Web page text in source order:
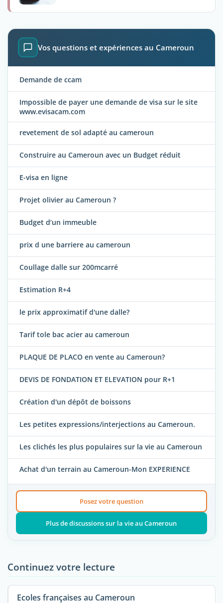
Vos questions et expériences au Cameroun
Demande de ccam
Impossible de payer une demande de visa sur le site
www.evisacam.com
revetement de sol adapté au cameroun
Construire au Cameroun avec un Budget réduit
E-visa en ligne
Projet olivier au Cameroun ?
Budget d‘un immeuble
prix d une barriere au cameroun
Coullage dalle sur 200mcarré
Estimation R+4
le prix approximatif d'une dalle?
Tarif tole bac acier au cameroun
PLAQUE DE PLACO en vente au Cameroun?
DEVIS DE FONDATION ET ELEVATION pour R+1
Création d'un dépôt de boissons
Les petites expressions/interjections au Cameroun.
Les clichés les plus populaires sur la vie au Cameroun
Achat d'un terrain au Cameroun-Mon EXPERIENCE
Posez votre question
Plus de discussions sur la vie au Cameroun
Continuez votre lecture
Ecoles françaises au Cameroun